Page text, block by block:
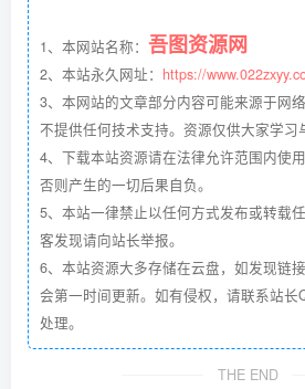
1、本网站名称： 吾图资源网
2、本站永久网址： https://
3、本网站的文章部分内容可能来源于网络
不提供任何技术支持。资源仅供大家学习
4、下载本站资源请在法律允许范围内使
否则产生的一切后果自负。
5、本站一律禁止以任何方式发布或转载
客发现请向站长举报。
6、本站资源大多存储在云盘，如发现链
会第一时间更新。如有侵权，请联系站长
处理。
THE END